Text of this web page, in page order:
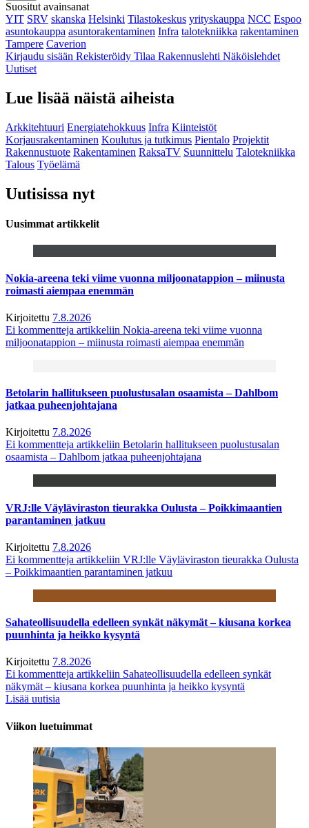
Suositut avainsanat
YIT SRV skanska Helsinki Tilastokeskus yrityskauppa NCC Espoo
asuntokauppa asuntorakentaminen Infra talotekniikka rakentaminen
Tampere Caverion
Kirjaudu sisään Rekisteröidy Tilaa Rakennuslehti Näköislehdet
Uutiset
Lue lisää näistä aiheista
Arkkitehtuuri Energiatehokkuus Infra Kiinteistöt
Korjausrakentaminen Koulutus ja tutkimus Pientalo Projektit
Rakennustuote Rakentaminen RaksaTV Suunnittelu Talotekniikka
Talous Työelämä
Uutisissa nyt
Uusimmat artikkelit
Nokia-areena teki viime vuonna miljoonatappion – miinusta
roimasti aiempaa enemmän
Kirjoitettu 7.8.2026
Ei kommentteja artikkeliin Nokia-areena teki viime vuonna
miljoonatappion – miinusta roimasti aiempaa enemmän
Betolarin hallitukseen puolustusalan osaamista – Dahlbom
jatkaa puheenjohtajana
Kirjoitettu 7.8.2026
Ei kommentteja artikkeliin Betolarin hallitukseen puolustusalan
osaamista – Dahlbom jatkaa puheenjohtajana
VRJ:lle Väyläviraston tieurakka Oulusta – Poikkimaantien
parantaminen jatkuu
Kirjoitettu 7.8.2026
Ei kommentteja artikkeliin VRJ:lle Väyläviraston tieurakka Oulusta
– Poikkimaantien parantaminen jatkuu
Sahateollisuudella edelleen synkät näkymät – kiusana korkea
puunhinta ja heikko kysyntä
Kirjoitettu 7.8.2026
Ei kommentteja artikkeliin Sahateollisuudella edelleen synkät
näkymät – kiusana korkea puunhinta ja heikko kysyntä
Lisää uutisia
Viikon luetuimmat